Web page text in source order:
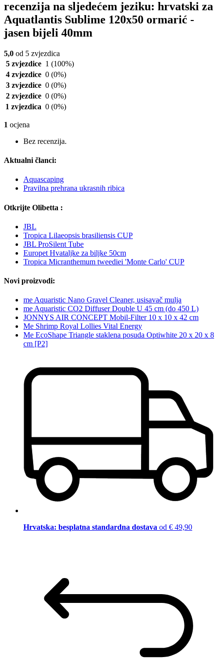
recenzija na sljedećem jeziku: hrvatski za
Aquatlantis Sublime 120x50 ormarić -
jasen bijeli 40mm
5,0 od 5 zvjezdica
5 zvjezdice 1 (100%)
4 zvjezdice 0 (0%)
3 zvjezdice 0 (0%)
2 zvjezdice 0 (0%)
1 zvjezdica 0 (0%)
1 ocjena
Bez recenzija.
Aktualni članci:
Aquascaping
Pravilna prehrana ukrasnih ribica
Otkrijte Olibetta :
JBL
Tropica Lilaeopsis brasiliensis CUP
JBL ProSilent Tube
Europet Hvataljke za biljke 50cm
Tropica Micranthemum tweediei 'Monte Carlo' CUP
Novi proizvodi:
me Aquaristic Nano Gravel Cleaner, usisavač mulja
me Aquaristic CO2 Diffuser Double U 45 cm (do 450 L)
JONNYS AIR CONCEPT Mobil-Filter 10 x 10 x 42 cm
Me Shrimp Royal Lollies Vital Energy
Me EcoShape Triangle staklena posuda Optiwhite 20 x 20 x 8
cm [P2]
Hrvatska: besplatna standardna dostava od € 49,90